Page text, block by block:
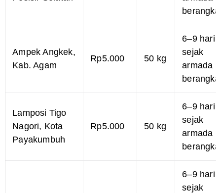
Ampek Angkek,
Kab. Agam
Rp5.000 50 kg
6–9 hari
sejak
armada
Lamposi Tigo
Nagori, Kota
Payakumbuh
Rp5.000 50 kg
6–9 hari
sejak
armada
6–9 hari
sejak